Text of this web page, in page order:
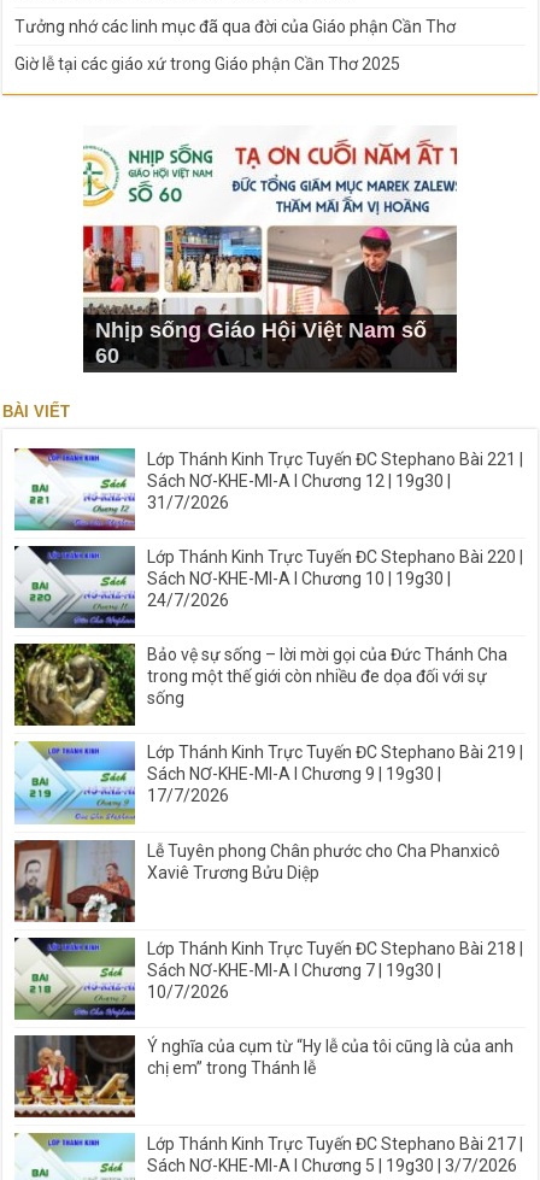
Tưởng nhớ các linh mục đã qua đời của Giáo phận Cần Thơ
Giờ lễ tại các giáo xứ trong Giáo phận Cần Thơ 2025
Nhịp sống Giáo Hội Việt Nam số
60
BÀI VIẾT
Lớp Thánh Kinh Trực Tuyến ĐC Stephano Bài 221 |
Sách NƠ-KHE-MI-A I Chương 12 | 19g30 |
31/7/2026
Lớp Thánh Kinh Trực Tuyến ĐC Stephano Bài 220 |
Sách NƠ-KHE-MI-A I Chương 10 | 19g30 |
24/7/2026
Bảo vệ sự sống – lời mời gọi của Đức Thánh Cha
trong một thế giới còn nhiều đe dọa đối với sự
sống
Lớp Thánh Kinh Trực Tuyến ĐC Stephano Bài 219 |
Sách NƠ-KHE-MI-A I Chương 9 | 19g30 |
17/7/2026
Lễ Tuyên phong Chân phước cho Cha Phanxicô
Xaviê Trương Bửu Diệp
Lớp Thánh Kinh Trực Tuyến ĐC Stephano Bài 218 |
Sách NƠ-KHE-MI-A I Chương 7 | 19g30 |
10/7/2026
Ý nghĩa của cụm từ “Hy lễ của tôi cũng là của anh
chị em” trong Thánh lễ
Lớp Thánh Kinh Trực Tuyến ĐC Stephano Bài 217 |
Sách NƠ-KHE-MI-A I Chương 5 | 19g30 | 3/7/2026